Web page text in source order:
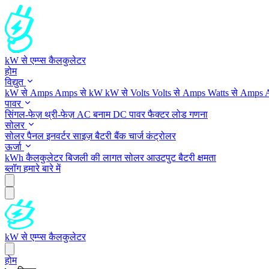
kW से एम्प्स कैलकुलेटर
होम
विद्युत
kW से Amps Amps से kW kW से Volts Volts से Amps Watts से Amps
पावर
सिंगल-फेज़थ्री-फेज़ AC बनाम DCपावर फैक्टरलोड गणना
सोलर
सोलर पैनलइनवर्टर साइज़बैटरी बैंकचार्ज कंट्रोलर
ऊर्जा
kWh कैलकुलेटरबिजली की लागतसोलर आउटपुटबैटरी क्षमता
ब्लॉगहमारे बारे में
kW से एम्प्स कैलकुलेटर
होम